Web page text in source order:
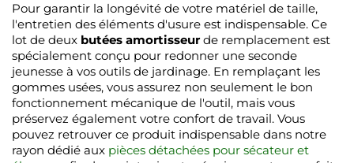
Pour garantir la longévité de votre matériel de taille,
l'entretien des éléments d'usure est indispensable. Ce
lot de deux butées amortisseurde remplacement est
spécialement conçu pour redonner une seconde
jeunesse à vos outils de jardinage. En remplaçant les
gommes usées, vous assurez non seulement le bon
fonctionnement mécanique de l'outil, mais vous
préservez également votre confort de travail. Vous
pouvez retrouver ce produit indispensable dans notre
rayon dédié aux pièces détachées pour sécateur et